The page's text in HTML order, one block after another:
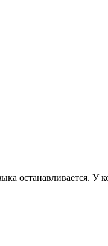
останавливается. У